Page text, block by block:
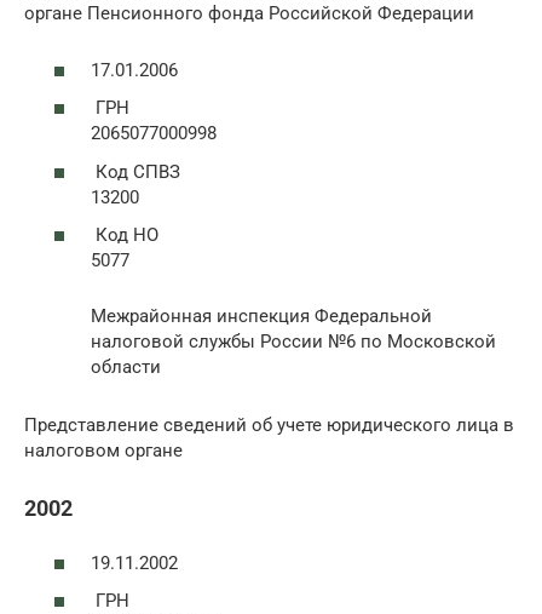
органе Пенсионного фонда Российской Федерации
17.01.2006
ГРН
2065077000998
Код СПВЗ
13200
Код НО
5077
Межрайонная инспекция Федеральной
налоговой службы России №6 по Московской
области
Представление сведений об учете юридического лица в
налоговом органе
2002
19.11.2002
ГРН